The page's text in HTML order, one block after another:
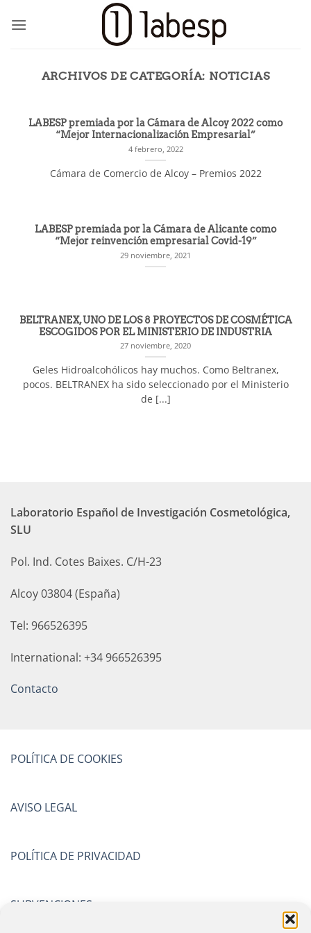
ARCHIVOS DE CATEGORÍA: NOTICIAS
LABESP premiada por la Cámara de Alcoy 2022 como
“Mejor Internacionalización Empresarial”
4 febrero, 2022
Cámara de Comercio de Alcoy – Premios 2022
LABESP premiada por la Cámara de Alicante como
“Mejor reinvención empresarial Covid-19”
29 noviembre, 2021
BELTRANEX, UNO DE LOS 8 PROYECTOS DE COSMÉTICA
ESCOGIDOS POR EL MINISTERIO DE INDUSTRIA
27 noviembre, 2020
Geles Hidroalcohólicos hay muchos. Como Beltranex,
pocos. BELTRANEX ha sido seleccionado por el Ministerio
de [...]
Laboratorio Español de Investigación Cosmetológica,
SLU
Pol. Ind. Cotes Baixes. C/H-23
Alcoy 03804 (España)
Tel: 966526395
International: +34 966526395
Contacto
POLÍTICA DE COOKIES
AVISO LEGAL
POLÍTICA DE PRIVACIDAD
SUBVENCIONES